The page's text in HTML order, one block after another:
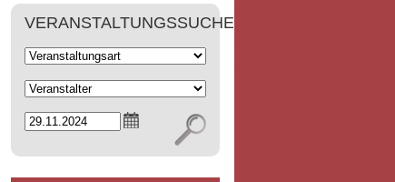
VERANSTALTUNGSSUCHE